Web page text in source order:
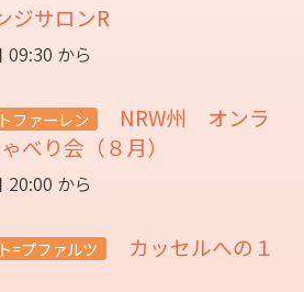
ジサロンR
09:30 から
ファーレン
NRW州 オンラ
べり会（８月）
20:00 から
=プファルツ
カッセルへの１